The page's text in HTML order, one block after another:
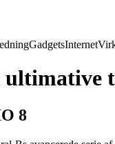
GadgetsInternet
ultimative
8